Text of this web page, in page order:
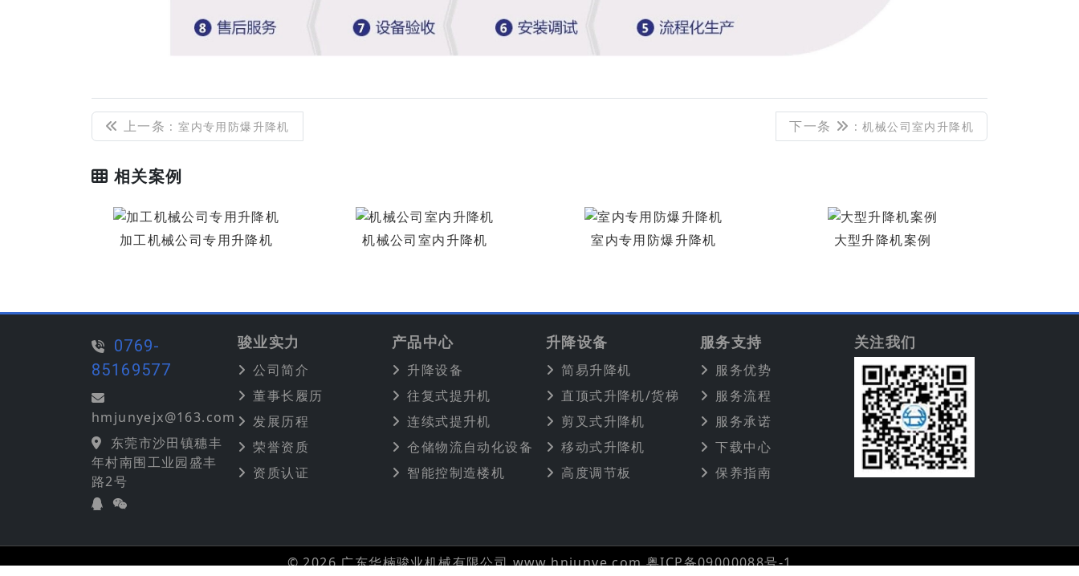
上一条 : 室内专用防爆升降机 下一条 : 机械公司室内升降机
相关案例
加工机械公司专用升降机 机械公司室内升降机 室内专用防爆升降机 大型升降机案例
0769-
85169577
hmjunyejx@163.com
东莞市沙田镇穗丰
年村南围工业园盛丰
路2号
骏业实力
公司简介
董事长履历
发展历程
荣誉资质
资质认证
产品中心
升降设备
往复式提升机
连续式提升机
仓储物流自动化设备
智能控制造楼机
升降设备
简易升降机
直顶式升降机/货梯
剪叉式升降机
移动式升降机
高度调节板
服务支持
服务优势
服务流程
服务承诺
下载中心
保养指南
关注我们
© 2026 广东华楠骏业机械有限公司 www.hnjunye.com粤ICP备09000088号-1